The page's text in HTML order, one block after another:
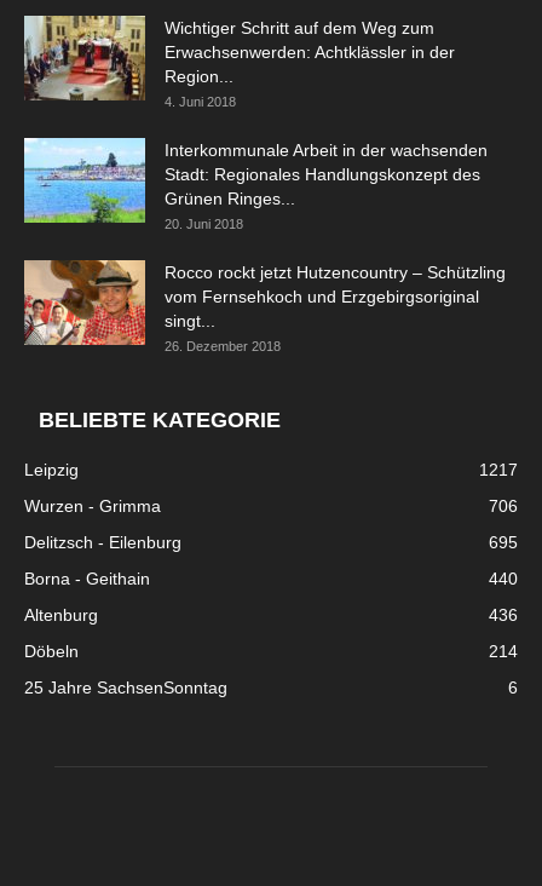
Wichtiger Schritt auf dem Weg zum
Erwachsenwerden: Achtklässler in der
Region...
4. Juni 2018
Interkommunale Arbeit in der wachsenden
Stadt: Regionales Handlungskonzept des
Grünen Ringes...
20. Juni 2018
Rocco rockt jetzt Hutzencountry – Schützling
vom Fernsehkoch und Erzgebirgsoriginal
singt...
26. Dezember 2018
BELIEBTE KATEGORIE
Leipzig
1217
Wurzen - Grimma
706
Delitzsch - Eilenburg
695
Borna - Geithain
440
Altenburg
436
Döbeln
214
25 Jahre SachsenSonntag
6